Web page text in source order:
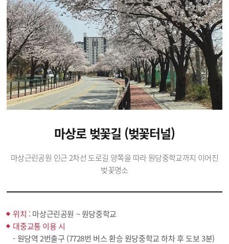
마상로 벚꽃길 (벚꽃터널)
마상근린공원 인근 2차선 도로길 양쪽을 따라 원당중학교까지 이어진
벚꽃명소
위치 : 마상근린공원 ~ 원당중학교
대중교통 이용 시
- 원당역 2번출구 (7728번 버스 환승 원당중학교 하차 후 도보 3분)